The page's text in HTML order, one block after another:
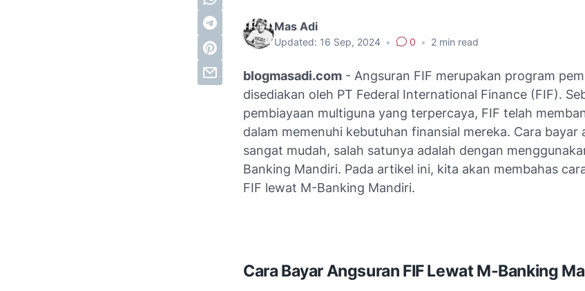
Mas Adi
Updated: 16 Sep, 2024 • 0 • 2 min read
blogmasadi.com - Angsuran FIF merupakan program
disediakan oleh PT Federal International Finance (FIF).
pembiayaan multiguna yang terpercaya, FIF telah
dalam memenuhi kebutuhan finansial mereka. Cara bayar
sangat mudah, salah satunya adalah dengan
Banking Mandiri. Pada artikel ini, kita akan membahas
FIF lewat M-Banking Mandiri.
Cara Bayar Angsuran FIF Lewat M-Banking